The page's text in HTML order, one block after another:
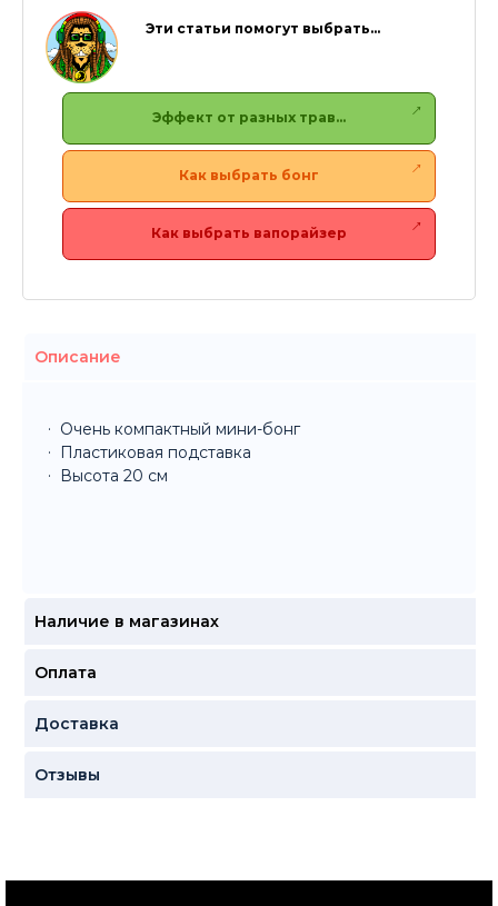
Эти статьи помогут выбрать…
Эффект от разных трав…
Как выбрать бонг
Как выбрать вапорайзер
Описание
Очень компактный мини-бонг
Пластиковая подставка
Высота 20 см
Наличие в магазинах
Оплата
Доставка
Отзывы